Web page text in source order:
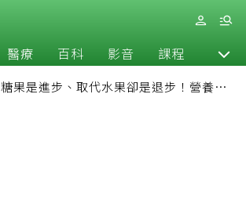
醫療 百科 影音 課程 退休
果是進步、取代水果卻是退步！營養師